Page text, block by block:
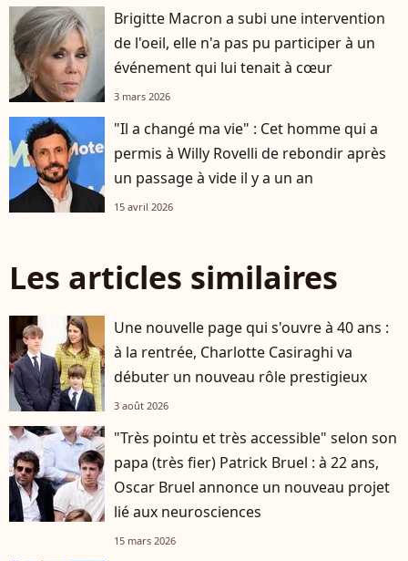
Brigitte Macron a subi une intervention
de l'oeil, elle n'a pas pu participer à un
événement qui lui tenait à cœur
3 mars 2026
"Il a changé ma vie" : Cet homme qui a
permis à Willy Rovelli de rebondir après
un passage à vide il y a un an
15 avril 2026
Les articles similaires
Une nouvelle page qui s'ouvre à 40 ans :
à la rentrée, Charlotte Casiraghi va
débuter un nouveau rôle prestigieux
3 août 2026
"Très pointu et très accessible" selon son
papa (très fier) Patrick Bruel : à 22 ans,
Oscar Bruel annonce un nouveau projet
lié aux neurosciences
15 mars 2026